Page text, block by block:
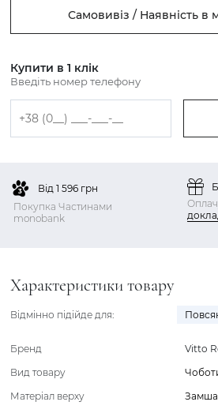
Самовивіз / Наявність в
Купити в 1 клік
Введіть номер телефону
Від 1 596 грн
Покупка Частинами
monobank
Характеристики товару
Відмінно підійде для:
Бренд
Vitto
Вид товару
Матеріал верху
Замша